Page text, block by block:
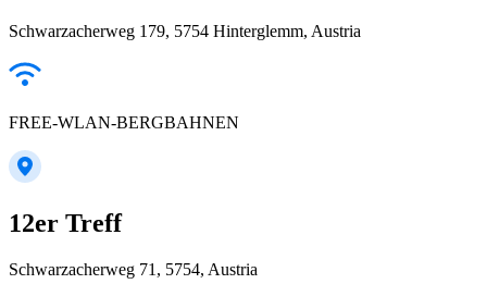
Schwarzacherweg 179, 5754 Hinterglemm, Austria
FREE-WLAN-BERGBAHNEN
12er Treff
Schwarzacherweg 71, 5754, Austria